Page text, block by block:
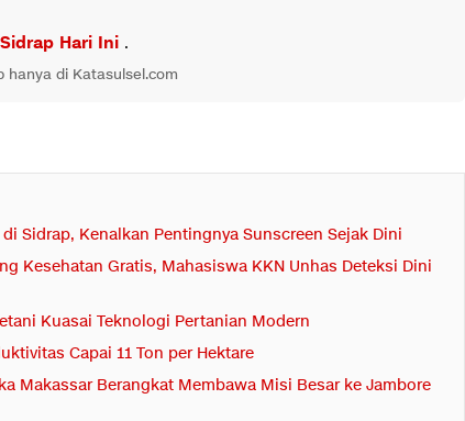
Hari Ini .
di Katasulsel.com
Sidrap, Kenalkan Pentingnya Sunscreen Sejak Dini
Kesehatan Gratis, Mahasiswa KKN Unhas Deteksi Dini
Kuasai Teknologi Pertanian Modern
Capai 11 Ton per Hektare
Makassar Berangkat Membawa Misi Besar ke Jambore